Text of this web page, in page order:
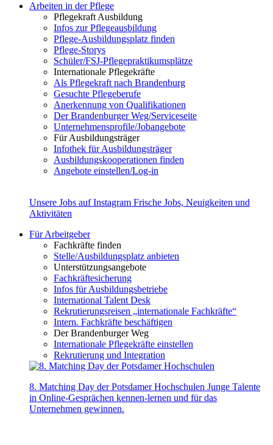
Arbeiten in der Pflege
Pflegekraft Ausbildung
Infos zur Pflegeausbildung
Pflege-Ausbildungsplatz finden
Pflege-Storys
Schüler/FSJ-Pflegepraktikumsplätze
Internationale Pflegekräfte
Als Pflegekraft nach Brandenburg
Gesuchte Pflegeberufe
Anerkennung von Qualifikationen
Der Brandenburger Weg/Serviceseite
Unternehmensprofile/Jobangebote
Für Ausbildungsträger
Infothek für Ausbildungsträger
Ausbildungskooperationen finden
Angebote einstellen/Log-in
Unsere Jobs auf Instagram Frische Jobs, Neuigkeiten und
Aktivitäten
Für Arbeitgeber
Fachkräfte finden
Stelle/Ausbildungsplatz anbieten
Unterstützungsangebote
Fachkräftesicherung
Infos für Ausbildungsbetriebe
International Talent Desk
Rekrutierungsreisen „internationale Fachkräfte“
Intern. Fachkräfte beschäftigen
Der Brandenburger Weg
Internationale Pflegekräfte einstellen
Rekrutierung und Integration
8. Matching Day der Potsdamer Hochschulen Junge Talente
in Online-Gesprächen kennen-lernen und für das
Unternehmen gewinnen.